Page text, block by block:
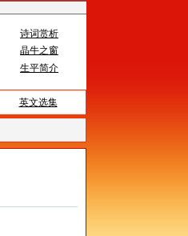
诗词赏析
晶牛之窗
生平简介
英文选集